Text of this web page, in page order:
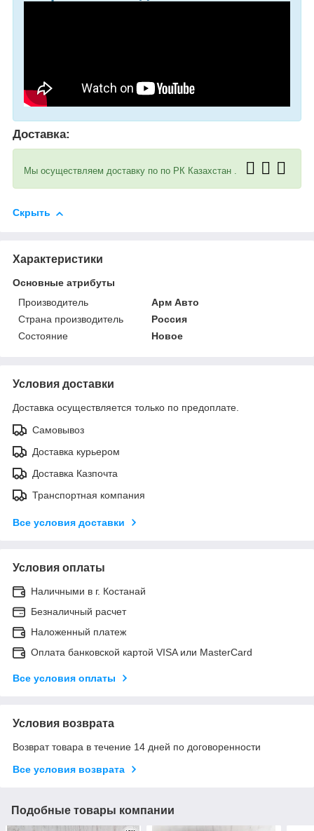
Доставка:
Мы осуществляем доставку по по РК Казахстан .
Скрыть
Характеристики
Основные атрибуты
Производитель
Арм Авто
Страна производитель
Россия
Состояние
Новое
Условия доставки
Доставка осуществляется только по предоплате.
Самовывоз
Доставка курьером
Доставка Казпочта
Транспортная компания
Все условия доставки
Условия оплаты
Наличными в г. Костанай
Безналичный расчет
Наложенный платеж
Оплата банковской картой VISA или MasterCard
Все условия оплаты
Условия возврата
Возврат товара в течение 14 дней по договоренности
Все условия возврата
Подобные товары компании